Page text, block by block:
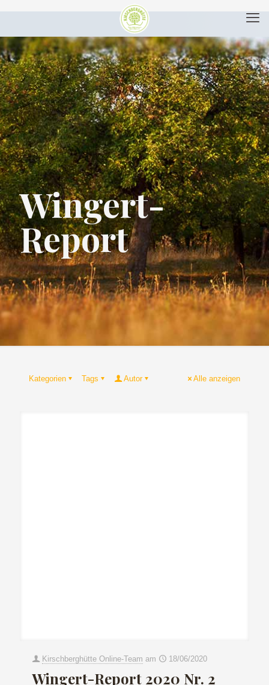
Wingert-
Report
Kategorien Tags Autor Alle anzeigen
Kirschberghütte Online-Team am 18/06/2020
Wingert-Report 2020 Nr. 2